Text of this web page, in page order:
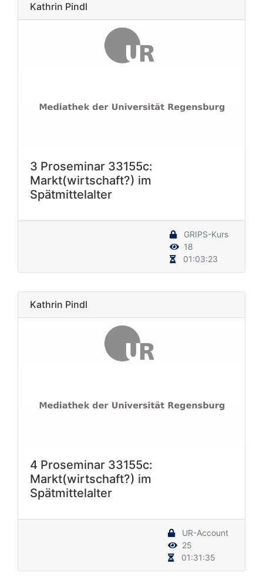
Kathrin Pindl
3 Proseminar 33155c:
Markt(wirtschaft?) im
Spätmittelalter
GRIPS-Kurs
18
01:03:23
Kathrin Pindl
4 Proseminar 33155c:
Markt(wirtschaft?) im
Spätmittelalter
UR-Account
25
01:31:35